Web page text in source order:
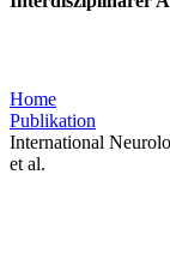
Home
Publikation
International
et al.